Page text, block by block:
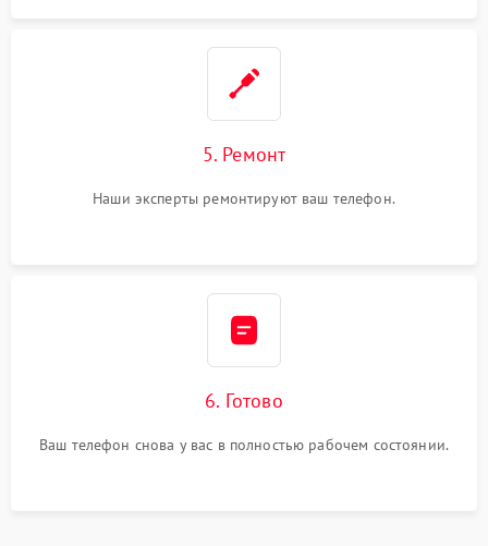
5. Ремонт
Наши эксперты ремонтируют ваш телефон.
6. Готово
Ваш телефон снова у вас в полностью рабочем состоянии.